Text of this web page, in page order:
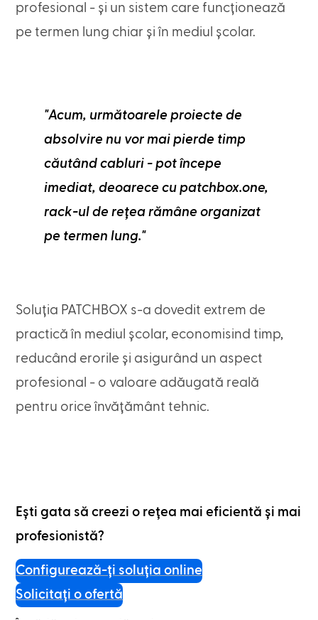
profesional - și un sistem care funcționează
pe termen lung chiar și în mediul școlar.
"Acum, următoarele proiecte de
absolvire nu vor mai pierde timp
căutând cabluri - pot începe
imediat, deoarece cu patchbox.one,
rack-ul de rețea rămâne organizat
pe termen lung."
Soluția PATCHBOX s-a dovedit extrem de
practică în mediul școlar, economisind timp,
reducând erorile și asigurând un aspect
profesional - o valoare adăugată reală
pentru orice învățământ tehnic.
Ești gata să creezi o rețea mai eficientă și mai
profesionistă?
Configurează-ți soluția online
Solicitați o ofertă